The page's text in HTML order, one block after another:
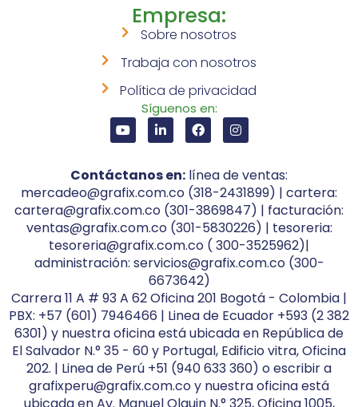
Empresa:
Sobre nosotros
Trabaja con nosotros
Política de privacidad
Síguenos en:
Contáctanos en: línea de ventas:
mercadeo@grafix.com.co (318-2431899) | cartera:
cartera@grafix.com.co (301-3869847) | facturación:
ventas@grafix.com.co (301-5830226) | tesoreria:
tesoreria@grafix.com.co ( 300-3525962)|
administración: servicios@grafix.com.co (300-
6673642)
Carrera 11 A # 93 A 62 Oficina 201 Bogotá - Colombia |
PBX: +57 (601) 7946466 | Linea de Ecuador +593 (2 382
6301) y nuestra oficina está ubicada en República de
El Salvador N.° 35 - 60 y Portugal, Edificio vitra, Oficina
202. | Linea de Perú +51 (940 633 360) o escribir a
grafixperu@grafix.com.co y nuestra oficina está
ubicada en Av. Manuel Olguin N.° 325, Oficina 1005,